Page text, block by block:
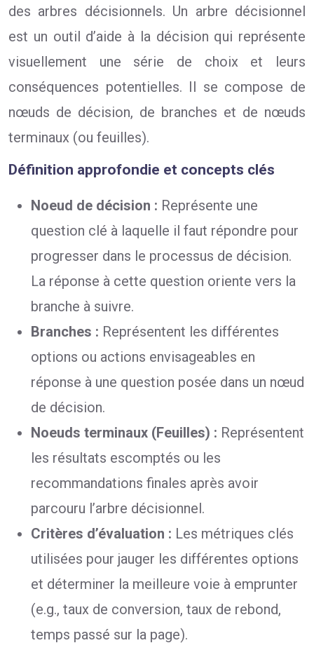
des arbres décisionnels. Un arbre décisionnel
est un outil d’aide à la décision qui représente
visuellement une série de choix et leurs
conséquences potentielles. Il se compose de
nœuds de décision, de branches et de nœuds
terminaux (ou feuilles).
Définition approfondie et concepts clés
Noeud de décision : Représente une
question clé à laquelle il faut répondre pour
progresser dans le processus de décision.
La réponse à cette question oriente vers la
branche à suivre.
Branches : Représentent les différentes
options ou actions envisageables en
réponse à une question posée dans un nœud
de décision.
Noeuds terminaux (Feuilles) : Représentent
les résultats escomptés ou les
recommandations finales après avoir
parcouru l’arbre décisionnel.
Critères d’évaluation : Les métriques clés
utilisées pour jauger les différentes options
et déterminer la meilleure voie à emprunter
(e.g., taux de conversion, taux de rebond,
temps passé sur la page).